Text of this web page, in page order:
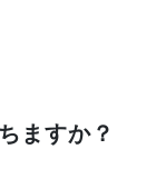
ますか？